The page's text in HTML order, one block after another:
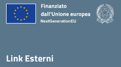
Link Esterni